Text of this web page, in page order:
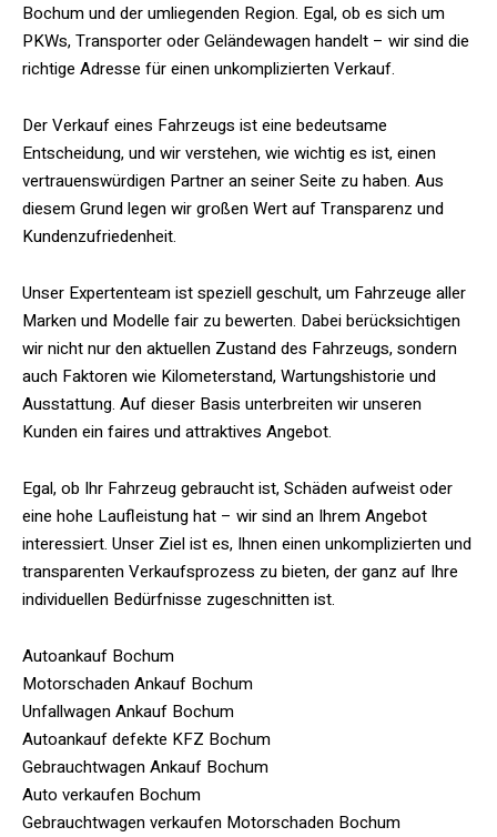
Bochum und der umliegenden Region. Egal, ob es sich um
PKWs, Transporter oder Geländewagen handelt – wir sind die
richtige Adresse für einen unkomplizierten Verkauf.
Der Verkauf eines Fahrzeugs ist eine bedeutsame
Entscheidung, und wir verstehen, wie wichtig es ist, einen
vertrauenswürdigen Partner an seiner Seite zu haben. Aus
diesem Grund legen wir großen Wert auf Transparenz und
Kundenzufriedenheit.
Unser Expertenteam ist speziell geschult, um Fahrzeuge aller
Marken und Modelle fair zu bewerten. Dabei berücksichtigen
wir nicht nur den aktuellen Zustand des Fahrzeugs, sondern
auch Faktoren wie Kilometerstand, Wartungshistorie und
Ausstattung. Auf dieser Basis unterbreiten wir unseren
Kunden ein faires und attraktives Angebot.
Egal, ob Ihr Fahrzeug gebraucht ist, Schäden aufweist oder
eine hohe Laufleistung hat – wir sind an Ihrem Angebot
interessiert. Unser Ziel ist es, Ihnen einen unkomplizierten und
transparenten Verkaufsprozess zu bieten, der ganz auf Ihre
individuellen Bedürfnisse zugeschnitten ist.
Autoankauf Bochum
Motorschaden Ankauf Bochum
Unfallwagen Ankauf Bochum
Autoankauf defekte KFZ Bochum
Gebrauchtwagen Ankauf Bochum
Auto verkaufen Bochum
Gebrauchtwagen verkaufen Motorschaden Bochum